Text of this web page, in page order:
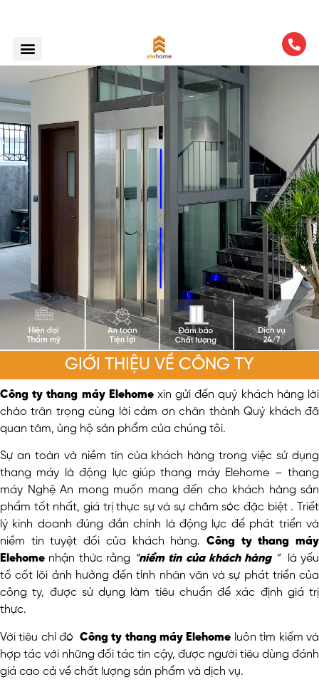
GIỚI THIỆU VỀ CÔNG TY
Công ty thang máy Elehome xin gửi đến quý khách hàng lời
chào trân trọng cùng lời cảm ơn chân thành Quý khách đã
quan tâm, ủng hộ sản phẩm của chúng tôi.
Sự an toàn và niềm tin của khách hàng trong việc sử dụng
thang máy là động lực giúp thang máy Elehome – thang
máy Nghệ An mong muốn mang đến cho khách hàng sản
phẩm tốt nhất, giá trị thực sự và sự chăm sóc đặc biệt . Triết
lý kinh doanh đúng đắn chính là động lực để phát triển và
niềm tin tuyệt đối của khách hàng. Công ty thang máy
Elehome nhận thức rằng “niềm tin của khách hàng ”là yếu
tố cốt lõi ảnh hưởng đến tính nhân văn và sự phát triển của
công ty, được sử dụng làm tiêu chuẩn để xác định giá trị
thực.
Với tiêu chí đó Công ty thang máy Elehome luôn tìm kiếm và
hợp tác với những đối tác tin cậy, được người tiêu dùng đánh
giá cao cả về chất lượng sản phẩm và dịch vụ.